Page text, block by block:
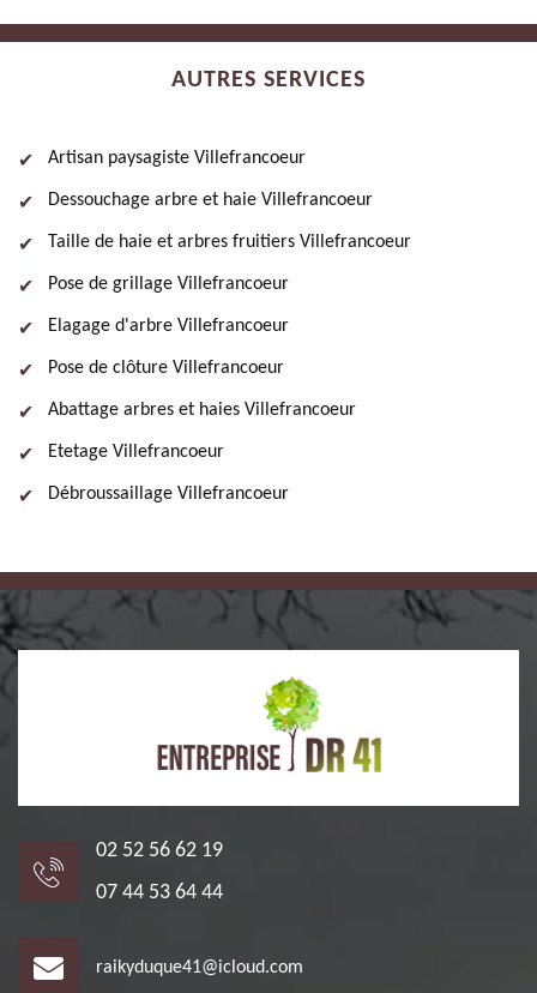
AUTRES SERVICES
Artisan paysagiste Villefrancoeur
Dessouchage arbre et haie Villefrancoeur
Taille de haie et arbres fruitiers Villefrancoeur
Pose de grillage Villefrancoeur
Elagage d'arbre Villefrancoeur
Pose de clôture Villefrancoeur
Abattage arbres et haies Villefrancoeur
Etetage Villefrancoeur
Débroussaillage Villefrancoeur
02 52 56 62 19
07 44 53 64 44
raikyduque41@icloud.com